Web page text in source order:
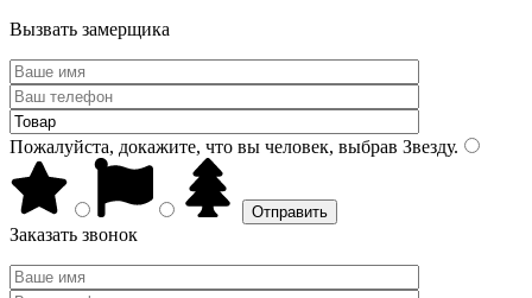
Вызвать замерщика
Пожалуйста, докажите, что вы человек, выбрав Звезду.
Заказать звонок